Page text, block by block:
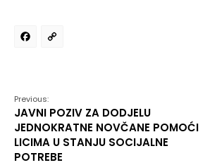
Facebook
Previous:
JAVNI POZIV ZA DODJELU
JEDNOKRATNE NOVČANE POMOĆI
LICIMA U STANJU SOCIJALNE
POTREBE